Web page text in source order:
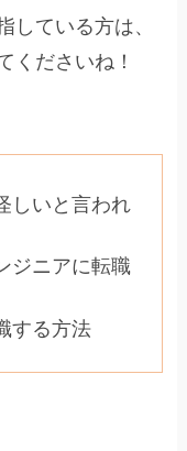
している方は、
くださいね！
しいと言われ
ジニアに転職
する方法